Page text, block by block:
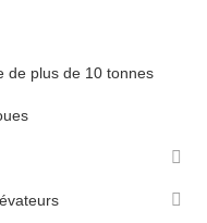
de plus de 10 tonnes